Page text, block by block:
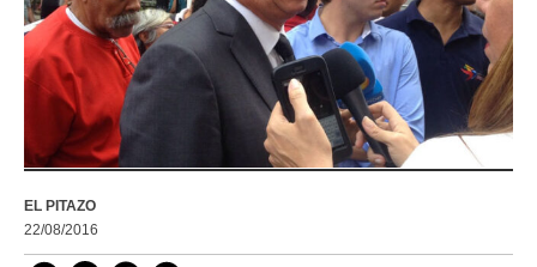
EL PITAZO
22/08/2016